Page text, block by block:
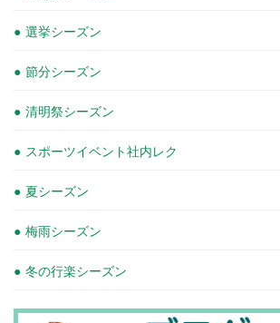
選挙シーズン
節分シーズン
清明祭シーズン
スポーツイベント社内レク
夏シーズン
梅雨シーズン
冬の行楽シーズン